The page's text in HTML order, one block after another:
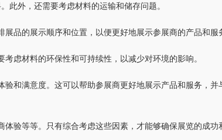
此外，还需要考虑材料的运输和储存问题。
品的展示顺序和位置，以便更好地展示参展商的产品和服
虑材料的环保性和可持续性，以减少对环境的影响。
和满意度。这可以帮助参展商更好地展示产品和服务，并
验等等。只有综合考虑这些因素，才能够确保展览的成功